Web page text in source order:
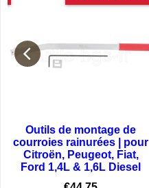
Outils de montage de
courroies rainurées | pour
Citroën, Peugeot, Fiat,
Ford 1,4L & 1,6L Diesel